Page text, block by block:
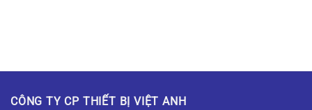
CÔNG TY CP THIẾT BỊ VIỆT ANH